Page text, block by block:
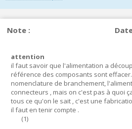
Note :
attention
il faut savoir que l'alimentation a
référence des composants sont
nomenclature de branchement,
connecteurs , mais on c'est pas à quoi
tous ce qu'on le sait , c'est une
il faut en tenir compte .
(1)